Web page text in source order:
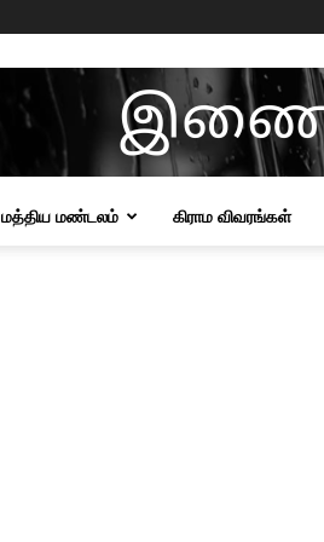
மத்திய மண்டலம் கிராம விவரங்கள்